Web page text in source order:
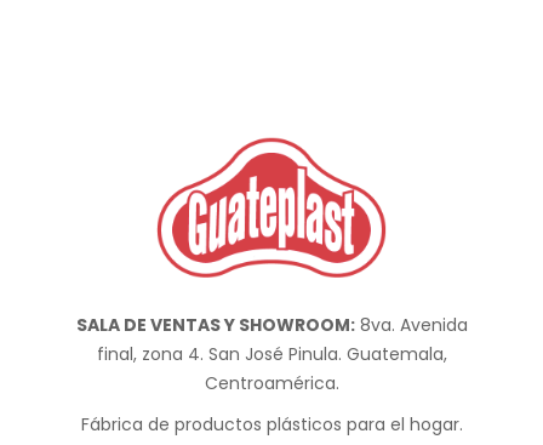
SALA DE VENTAS Y SHOWROOM:8va. Avenida
final, zona 4. San José Pinula. Guatemala,
Centroamérica.
Fábrica de productos plásticos para el hogar.